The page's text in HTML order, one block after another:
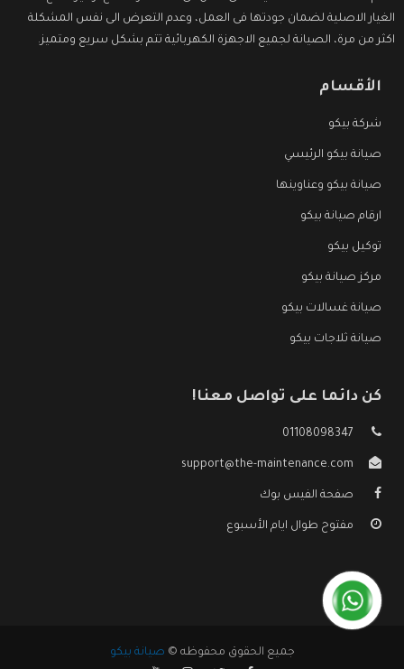
الغيار الاصلية لضمان جودتها فى العمل، وعدم التعرض الى نفس المشكلة
اكثر من مرة، الصيانة لجميع الاجهزة الكهربائية تتم بشكل سريع ومتميز.
الأقسام
شركة بيكو
صيانة بيكو الرئيسي
صيانة بيكو وعناوينها
ارقام صيانة بيكو
توكيل بيكو
مركز صيانة بيكو
صيانة غسالات بيكو
صيانة ثلاجات بيكو
كن دائما على تواصل معنا!
01108098347
support@the-maintenance.com
صفحة الفيس بوك
مفتوح طوال ايام الأسبوع
جميع الحقوق محفوظه © صيانة بيكو